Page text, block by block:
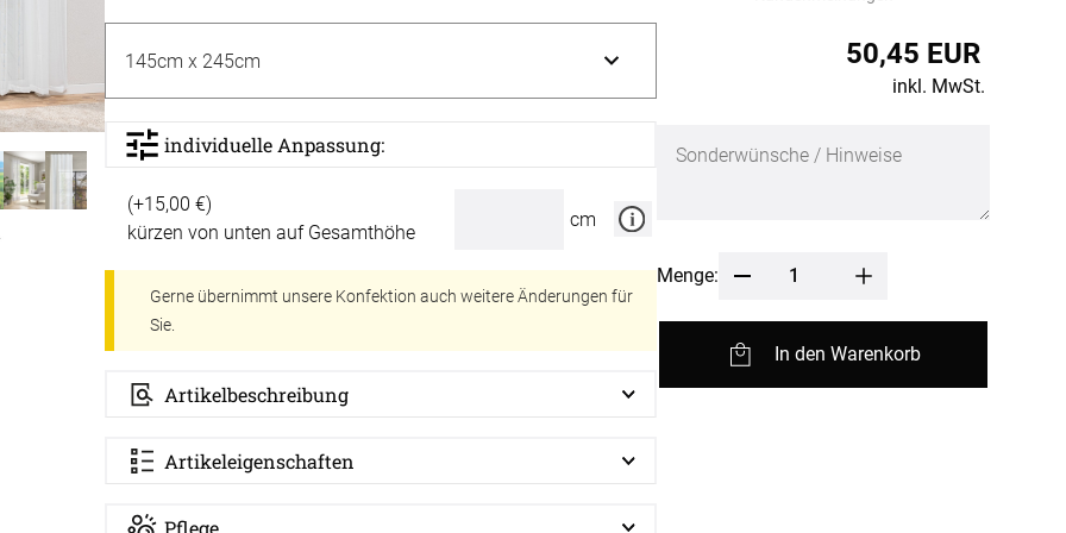
Massanfertigung
individuelle Anpassung:
(+15,00 €)
kürzen von unten auf Gesamthöhe
cm
Gerne übernimmt unsere Konfektion auch weitere Änderungen für
Sie.
Artikelbeschreibung
Artikeleigenschaften
Pflege
50,45 EUR
inkl. MwSt.
Menge:
In den Warenkorb